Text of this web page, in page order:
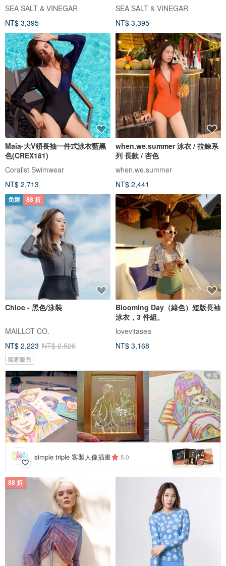
SEA SALT & VINEGAR
NT$ 3,395
SEA SALT & VINEGAR
NT$ 3,395
Maia-大V領長袖一件式泳衣藍黑
色(CREX181)
Coralist Swimwear
NT$ 2,713
when.we.summer 泳衣 / 拉鍊系
列 長款 / 杏色
when.we.summer
NT$ 2,441
免運 88 折
Chloe - 黑色/泳裝
MAILLOT CO.
NT$ 2,223 NT$ 2,526
獨家販售
Blooming Day（綠色）短版長袖
泳衣，3 件組。
lovevitasea
NT$ 3,168
推廣
simple triple 客製人像插畫 5.0 +4
88 折